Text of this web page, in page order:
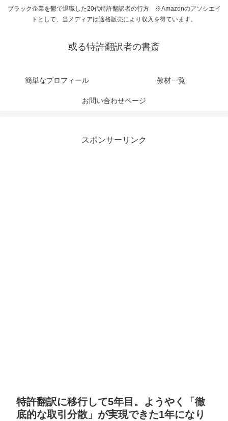
ブラック企業を鬱で退職した20代特許翻訳者の行方 ※Amazonのアソシエイ
トとして、当メディアは適格販売により収入を得ています。
或る特許翻訳者の書斎
簡単なプロフィール 教材一覧
お問い合わせページ
スポンサーリンク
特許翻訳に移行して5年目。ようやく「徹
底的な取引分散」が実現できた1年になり